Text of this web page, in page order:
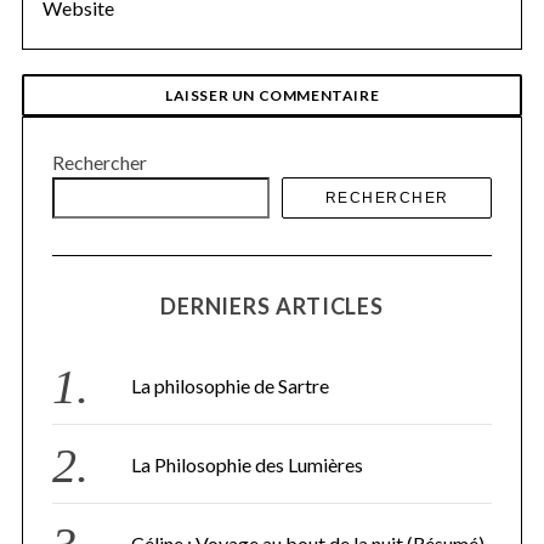
Rechercher
RECHERCHER
DERNIERS ARTICLES
La philosophie de Sartre
La Philosophie des Lumières
S